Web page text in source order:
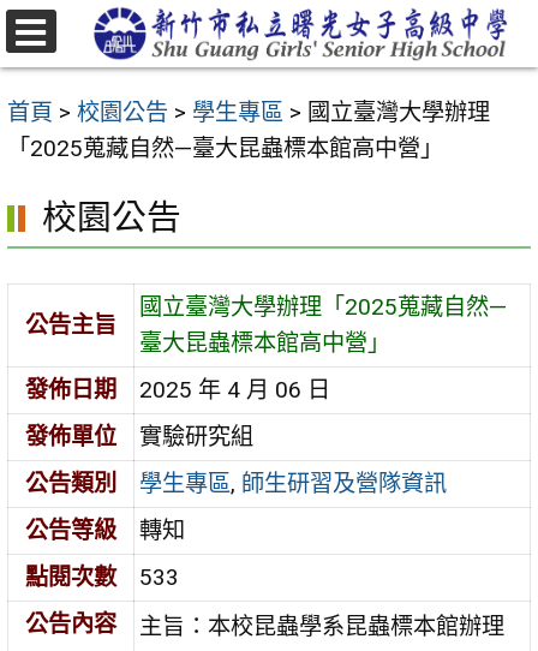
跳
至
要
區
首頁 > 校園公告 > 學生專區 > 國立臺灣大學辦理
「2025蒐藏自然—臺大昆蟲標本館高中營」
校園公告
公告主旨
國立臺灣大學辦理「2025蒐藏自然—
臺大昆蟲標本館高中營」
發佈日期
2025 年 4 月 06 日
發佈單位
實驗研究組
公告類別
學生專區, 師生研習及營隊資訊
公告等級
轉知
點閱次數
533
公告內容
主旨：本校昆蟲學系昆蟲標本館辦理
選
單